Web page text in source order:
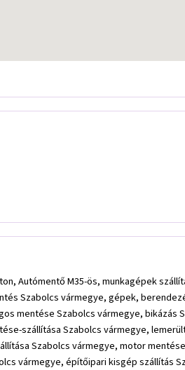
Újfehértói motor szállítása, Újfehértói motor mentése, Újfehértói autómentő, Újfehértói autómentés non-stop, Újfehértói autómentés 0-24 órában, Újfehértói gépkocsi mentés, Újfehértói építőipari kisgép szállítás, autómentés Újfehértói expressz kiszállással, műszaki mentés Újfehértó, gépek, berendezések, eszközök szállítása 2,6 tonnáig Újfehértó, futóműsérült autó esetén hidraulikus segédkerék Újfehértó, törhető hidraplató járművek biztonságos mentése Újfehértó, bikázás Újfehértó, kerékcsere Újfehértó, kisteherautó mentés Újfehértó, gyorsszerviz Újfehértó, autómentés Újfehértó, személy- és tehergépkocsi mentése-szállítása Újfehértó, lemerült személygépkocsi mentése Újfehértó, személygépkocsi szállítása Újfehértó, sérült személygépkocsi szállítása Újfehértó, motor szállítása Újfehértó, motor mentése Újfehértó, autómentő Újfehértó, autómentés non-stop Újfehértó, autómentés 0-24 órában Újfehértó, gépkocsi mentés Újfehértó, építőipari kisgép szállítás Újfehértó, Újfehértói autómentés, Újfehértói személy- és tehergépkocsi mentése-szállítása, Újfehértói lemerült személygépkocsi mentése, Újfehértói személygépkocsi szállítása, Újfehértói sérült személygépkocsi szállítása, Újfehértói motor szállítása, Újfehértói motor mentése, Újfehértói autómentő, Újfehértói autómentés non-stop, Újfehértói autómentés 0-24 órában, Újfehértói gépkocsi mentés, fékjavításÚjfehértó, kuplung javításÚjfehértó, olajcsere Újfehértó, motorfelújítás Újfehértó, futómű felújítás Újfehértó, turbó javítás Újfehértó, sebváltó javítás Újfehértó, műszaki vizsgára felkészítés Újfehértó, autóvillamossági javítások Újfehértó, egyéb autószerelési munkák Újfehértó, műszaki hibás autómentés Nyíregyháza, balesetben sérült autómentés Nyíregyháza, árokban vagy nehezen megközelíthető helyen levő autómentés Nyíregyháza, sárban, homokban elragadt autómentés Nyíregyháza, garázsban, udvarban nem induló jármű beindítása Nyíregyháza,